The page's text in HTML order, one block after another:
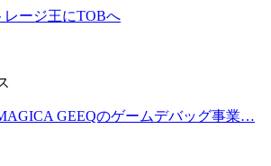
ージ王にTOBへ
GEEQのゲームデバッグ事業…